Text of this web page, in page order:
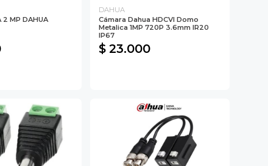
2 MP DAHUA
DAHUA
Cámara Dahua HDCVI Domo
Metalica 1MP 720P 3.6mm IR20
IP67
$ 23.000